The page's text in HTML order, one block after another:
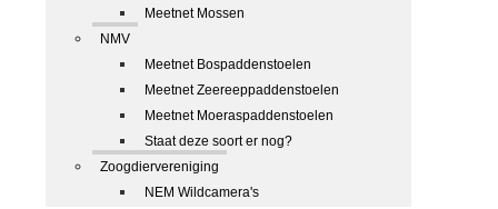
Meetnet Mossen
NMV
Meetnet Bospaddenstoelen
Meetnet Zeereeppaddenstoelen
Meetnet Moeraspaddenstoelen
Staat deze soort er nog?
Zoogdiervereniging
NEM Wildcamera's